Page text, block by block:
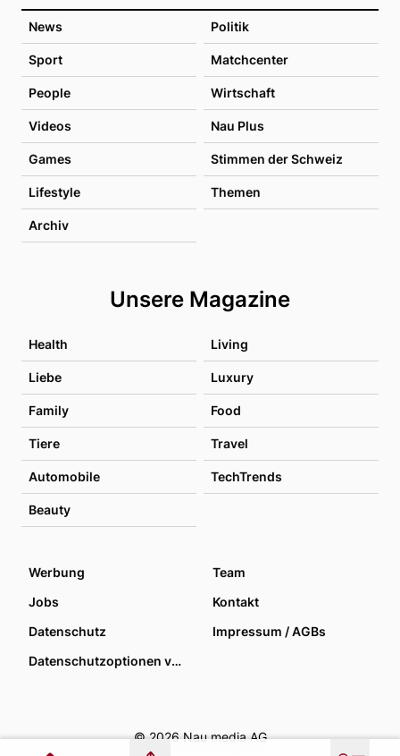
News Politik
Sport Matchcenter
People Wirtschaft
Videos Nau Plus
Games Stimmen der Schweiz
Lifestyle Themen
Archiv
Unsere Magazine
Health Living
Liebe Luxury
Family Food
Tiere Travel
Automobile TechTrends
Beauty
Werbung
Team
Jobs
Kontakt
Datenschutz
Impressum / AGBs
Datenschutzoptionen verwalten
© 2026 Nau media AG